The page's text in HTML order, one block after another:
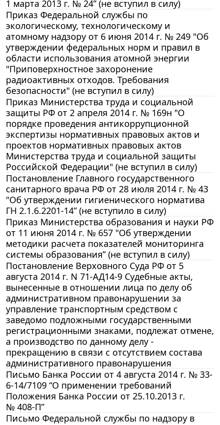
1 марта 2013 г. № 24” (не вступил в силу)
Приказ Федеральной службы по
экологическому, технологическому и
атомному надзору от 6 июня 2014 г. № 249 "Об
утверждении федеральных норм и правил в
области использования атомной энергии
"Приповерхностное захоронение
радиоактивных отходов. Требования
безопасности" (не вступил в силу)
Приказ Министерства труда и социальной
защиты РФ от 2 апреля 2014 г. № 169н "О
порядке проведения антикоррупционной
экспертизы нормативных правовых актов и
проектов нормативных правовых актов
Министерства труда и социальной защиты
Российской Федерации" (не вступил в силу)
Постановление Главного государственного
санитарного врача РФ от 28 июля 2014 г. № 43
"Об утверждении гигиенического норматива
ГН 2.1.6.2201-14” (не вступило в силу)
Приказ Министерства образования и науки РФ
от 11 июня 2014 г. № 657 "Об утверждении
методики расчета показателей мониторинга
системы образования” (не вступил в силу)
Постановление Верховного Суда РФ от 5
августа 2014 г. N 71-АД14-9 Судебные акты,
вынесенные в отношении лица по делу об
административном правонарушении за
управление транспортным средством с
заведомо подложными государственными
регистрационными знаками, подлежат отмене,
а производство по данному делу -
прекращению в связи с отсутствием состава
административного правонарушения
Письмо Банка России от 4 августа 2014 г. № 33-
6-14/7109 “О применении требований
Положения Банка России от 25.10.2013 г.
№ 408-П”
Письмо Федеральной службы по надзору в